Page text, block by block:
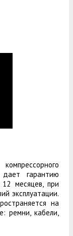
гарантию
месяцев, при
эксплуатации.
на
ремни, кабели,